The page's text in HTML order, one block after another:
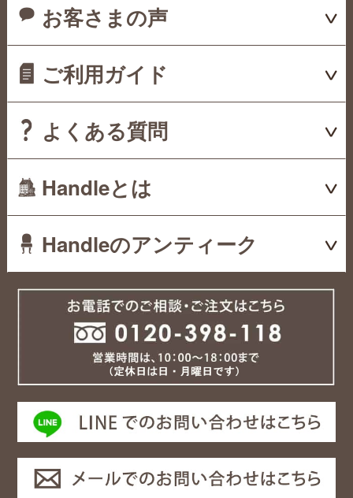
お客さまの声
ご利用ガイド
よくある質問
Handleとは
Handleのアンティーク